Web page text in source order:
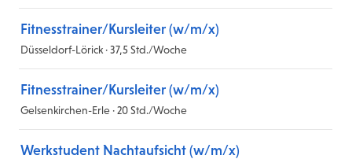
Fitnesstrainer/Kursleiter (w/m/x)
Düsseldorf-Lörick · 37,5 Std./Woche
Fitnesstrainer/Kursleiter (w/m/x)
Gelsenkirchen-Erle · 20 Std./Woche
Werkstudent Nachtaufsicht (w/m/x)